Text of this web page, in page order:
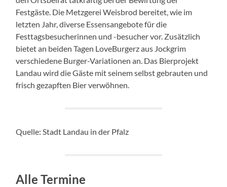
Festgäste. Die Metzgerei Weisbrod bereitet, wie im
letzten Jahr, diverse Essensangebote für die
Festtagsbesucherinnen und -besucher vor. Zusätzlich
bietet an beiden Tagen LoveBurgerz aus Jockgrim
verschiedene Burger-Variationen an. Das Bierprojekt
Landau wird die Gäste mit seinem selbst gebrauten und
frisch gezapften Bier verwöhnen.
Quelle: Stadt Landau in der Pfalz
Alle Termine